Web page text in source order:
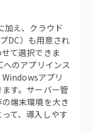
加え、クラウド
DC）も用意され
て選択できま
へのアプリインス
Windowsアプリ
す。サーバー管
端末環境を大き
て、導入しやす